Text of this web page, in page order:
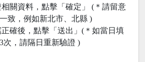
關資料，點擊「確定」 (＊請留意
致，例如新北市、北縣 )
確後，點擊「送出」(＊如當日填
次，請隔日重新驗證 )